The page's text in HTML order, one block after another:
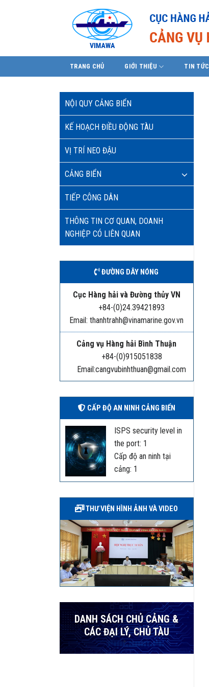
TRANG CHỦ GIỚI THIỆU TIN TỨC
NỘI QUY CẢNG BIỂN
KẾ HOẠCH ĐIỀU ĐỘNG TÀU
VỊ TRÍ NEO ĐẬU
CẢNG BIỂN
TIẾP CÔNG DÂN
THÔNG TIN CƠ QUAN, DOANH
NGHIỆP CÓ LIÊN QUAN
ĐƯỜNG DÂY NÓNG
Cục Hàng hải và Đường thủy VN
+84-(0)24.39421893
Email: thanhtrahh@vinamarine.gov.vn
Cảng vụ Hàng hải Bình Thuận
+84-(0)915051838
Email:cangvubinhthuan@gmail.com
CẤP ĐỘ AN NINH CẢNG BIỂN
ISPS security level in
the port: 1
Cấp độ an ninh tại
cảng: 1
THƯ VIỆN HÌNH ẢNH VÀ VIDEO
DANH SÁCH CHỦ CẢNG &
CÁC ĐẠI LÝ, CHỦ TÀU